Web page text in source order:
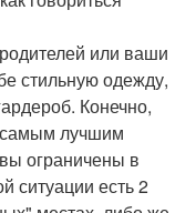
или ваши
стильную одежду,
Конечно,
самым лучшим
ограничены в
ситуации есть 2